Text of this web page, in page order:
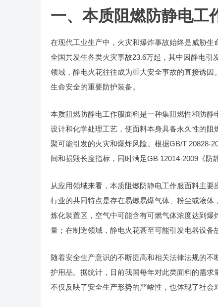
一、本质阻燃防静电工
在现代工业生产中，火灾和爆炸事故始终是威胁
全国共发生各类火灾事故23.6万起，其中因静电
领域，静电火花往往成为重大安全事故的直接诱
生命安全的重要防护装备。
本质阻燃防静电工作服面料是一种集阻燃性和防
设计和化学处理工艺，使面料本身具备永久性的
聚可能引发的火灾和爆炸风险。根据GB/T 20828-
间和损毁长度指标，同时满足GB 12014-2009《防
从应用领域来看，本质阻燃防静电工作服面料主
行业的共同特点是存在易燃易爆气体、粉尘或液
炼化装置区，空气中可能含有可燃气体浓度达到
量；在制造领域，静电火花甚至可能引发电器设备
随着安全生产意识的不断提高和相关法律法规的
护用品。据统计，目前我国每年对此类面料的需
不仅反映了安全生产形势的严峻性，也体现了社会